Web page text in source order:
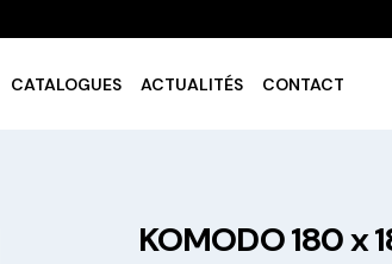
CATALOGUES ACTUALITÉS CONTACT
KOMODO 180 x